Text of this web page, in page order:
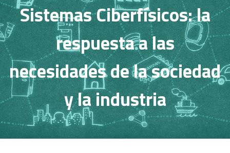
Sistemas Ciberfísicos: la
respuesta a las
necesidades de la sociedad
y la industria